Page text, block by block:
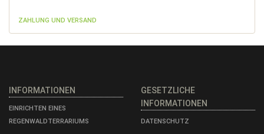
ZAHLUNG UND VERSAND
INFORMATIONEN
EINRICHTEN EINES
REGENWALDTERRARIUMS
GESETZLICHE
INFORMATIONEN
DATENSCHUTZ